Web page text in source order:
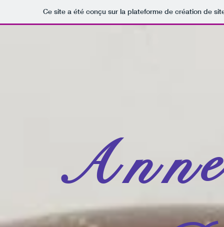
Ce site a été conçu sur la plateforme de création de
ne
An